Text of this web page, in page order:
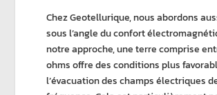
ChezGeotellurique, nous abordons
sous l’angle duconfort
notre approche, une terre comprise
ohms offre des conditions plus
l’évacuation deschamps électriques